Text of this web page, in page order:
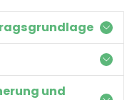
und